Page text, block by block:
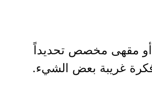
أو مقهى مخصص تحديداً
غريبة بعض الشيء.